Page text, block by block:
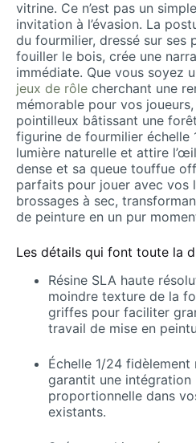
vitrine. Ce n’est pas un
invitation à l’évasion. La
du fourmilier, dressé sur ses
fouiller le bois, crée une
immédiate. Que vous soyez
jeux de rôle cherchant une
mémorable pour vos
pointilleux bâtissant une
figurine de fourmilier échelle
lumière naturelle et attire
dense et sa queue touffue
parfaits pour jouer avec vos
brossages à sec,
de peinture en un pur
Les détails qui font toute la
Résine SLA haute
moindre texture de la
griffes pour faciliter
travail de mise en
Échelle 1/24 fidèlement
garantit une
proportionnelle dans
existants.